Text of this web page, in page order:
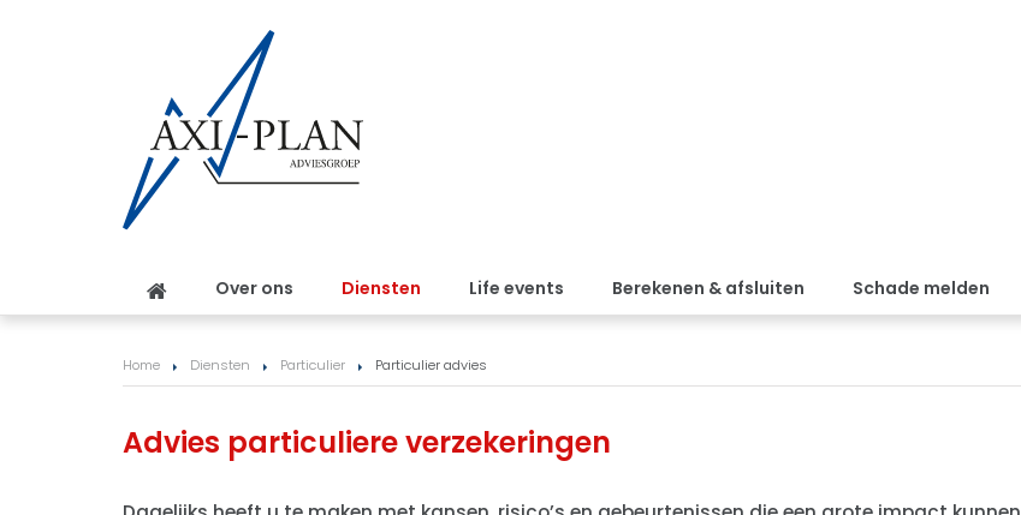
Over ons Diensten Life events Berekenen & afsluiten Schade melden
Home Diensten Particulier Particulier advies
Advies particuliere verzekeringen